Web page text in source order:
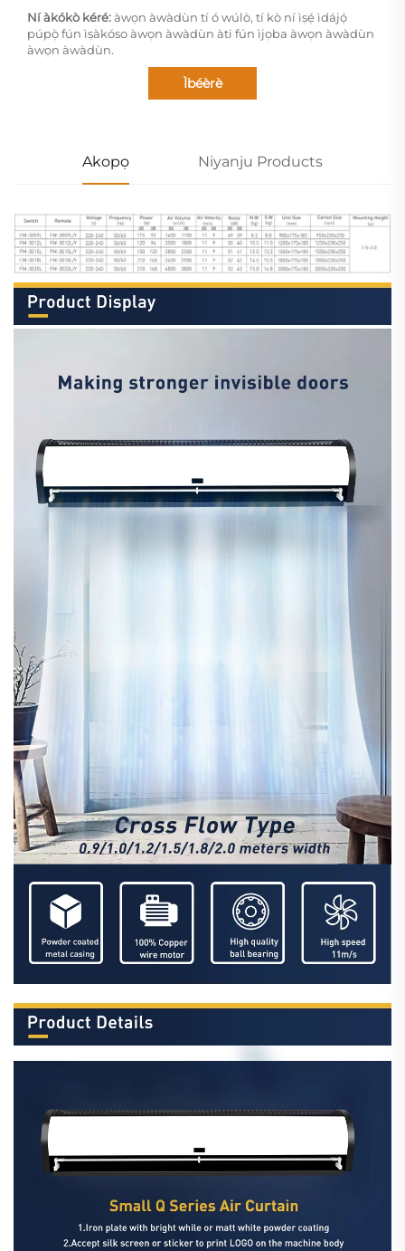
Ní àkókò kéré:àwọn àwàdùn tí ó wúlò, tí kò ní ìṣẹ́ ìdájọ́
púpọ̀ fún ìṣàkóso àwọn àwàdùn àti fún ìjọba àwọn àwàdùn
àwọn àwàdùn.
Ìbéèrè
Akopọ Niyanju Products